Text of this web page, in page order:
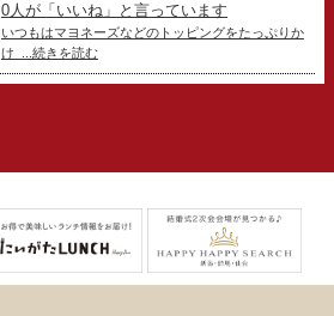
0人が「いいね」と言っています
いつもはマヨネーズなどのトッピングをたっぷりか
け ...続きを読む